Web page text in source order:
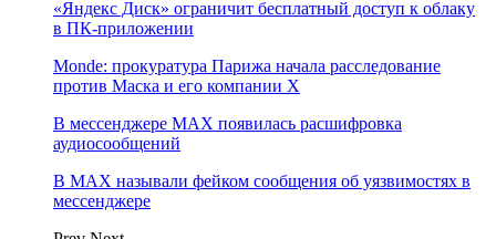
«Яндекс Диск» ограничит бесплатный доступ к облаку
в ПК-приложении
Monde: прокуратура Парижа начала расследование
против Маска и его компании X
В мессенджере MAX появилась расшифровка
аудиосообщений
В МAX называли фейком сообщения об уязвимостях в
мессенджере